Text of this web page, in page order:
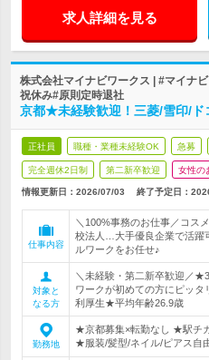
求人詳細を見る
株式会社マイナビワークス | #マイナ
祝休み#原則定時退社
京都★未経験歓迎！三菱/雪印/ド
正社員 職種・業種未経験OK 急募
完全週休2日制 第二新卒歓迎 女性の
情報更新日：2026/07/03 終了予定日：
仕事内容
＼100%事務のお仕事／コス
校法人…大手優良企業で活躍
ルワークをお任せ♪
対象と
なる方
＼未経験・第二新卒歓迎／
ワークが初めての方にピッ
利厚生★平均年齢26.9歳
勤務地
★京都募集×転勤なし ★駅チ
★服装/髪型/ネイル/ピアス自